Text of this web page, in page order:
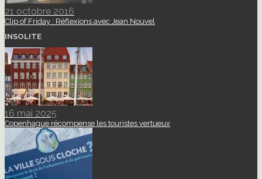
21 octobre 2016
Clip of Friday : Réflexions avec Jean Nouvel
INSOLITE
16 mai 2025
Copenhague récompense les touristes vertueux